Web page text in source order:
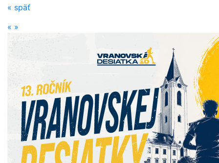
« späť
« »